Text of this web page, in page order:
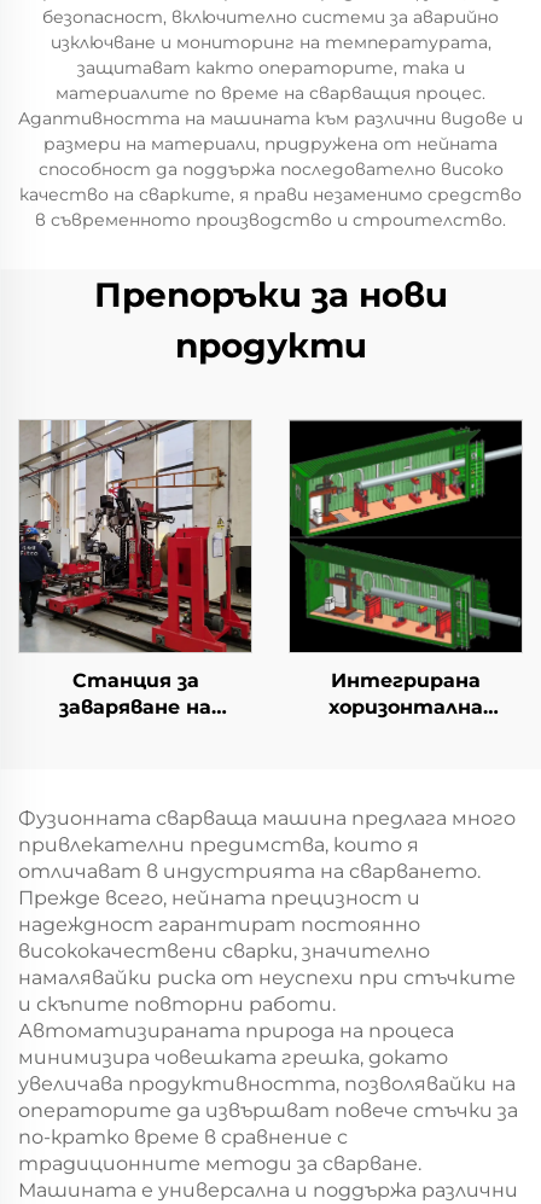
безопасност, включително системи за аварийно
изключване и мониторинг на температурата,
защитават както операторите, така и
материалите по време на сварващия процес.
Адаптивността на машината към различни видове и
размери на материали, придружена от нейната
способност да поддържа последователно високо
качество на сварките, я прави незаменимо средство
в съвременното производство и строителство.
Препоръки за нови
продукти
Станция за
заваряване на
Интегрирана
хоризонтална
Фузионната сварваща машина предлага много
привлекателни предимства, които я
отличават в индустрията на сварването.
Прежде всего, нейната прецизност и
надеждност гарантират постоянно
висококачествени сварки, значително
намалявайки риска от неуспехи при стъчките
и скъпите повторни работи.
Автоматизираната природа на процеса
минимизира човешката грешка, докато
увеличава продуктивността, позволявайки на
операторите да извършват повече стъчки за
по-кратко време в сравнение с
традиционните методи за сварване.
Машината е универсална и поддържа различни